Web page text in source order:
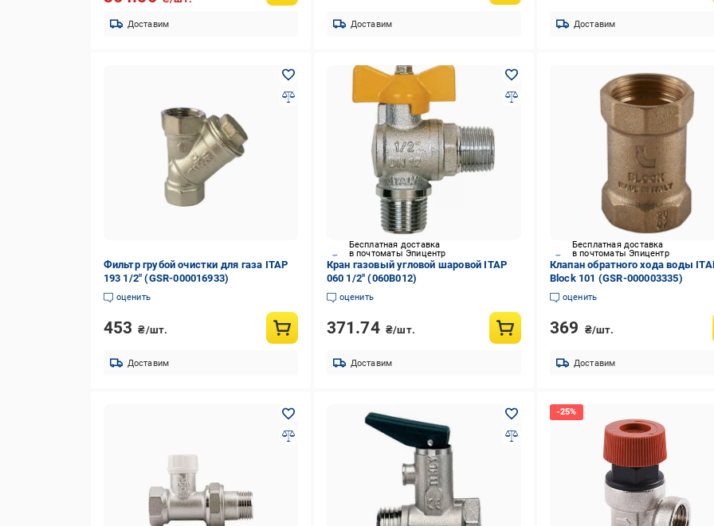
Доставим Доставим Доставим
Фильтр грубой очистки для газа ITAP
193 1/2" (GSR-000016933)
оценить
453 ₴/шт.
Доставим
Бесплатная доставка
в почтоматы Эпицентр
Кран газовый угловой шаровой ITAP
060 1/2" (060B012)
оценить
371.74 ₴/шт.
Доставим
Бесплатная доставка
в почтоматы Эпицентр
Клапан обратного хода воды
Block 101 (GSR-000003335)
оценить
369 ₴/шт.
Доставим